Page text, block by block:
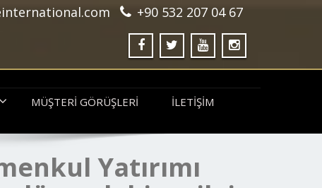
+90 532 207 04 67
MÜŞTERI GÖRÜŞLERI İLETIŞIM
Yatırımı